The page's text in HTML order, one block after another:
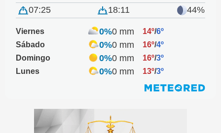
07:25 18:11 44%
Viernes 0%0 mm 14º/6º
Sábado
0%0 mm 16º/4º
Domingo
0%0 mm 16º/3º
Lunes
0%0 mm 13º/3º